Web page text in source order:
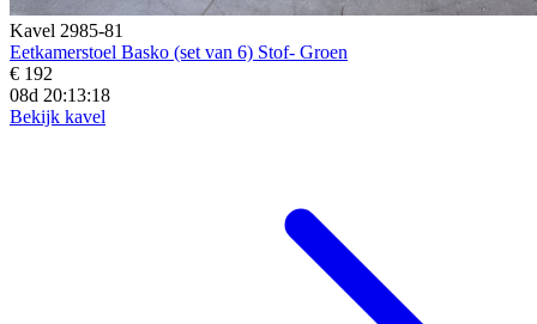
Kavel 2985-81
Eetkamerstoel Basko (set van 6) Stof- Groen
€ 192
08d 20:13:16
Bekijk kavel